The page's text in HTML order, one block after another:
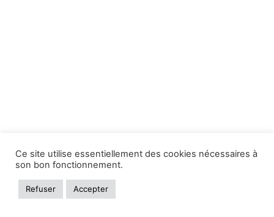
Ce site utilise essentiellement des cookies nécessaires à
son bon fonctionnement.
Refuser Accepter